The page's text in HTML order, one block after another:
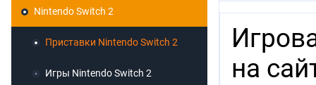
на
Nintendo Switch 2
Приставки Nintendo Switch 2
Игры Nintendo Switch 2